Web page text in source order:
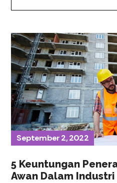
September 2, 2022
5 Keuntungan
Awan Dalam Industri